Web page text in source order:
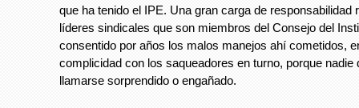
que ha tenido el IPE. Una gran carga de responsabilidad
líderes sindicales que son miembros del Consejo del
consentido por años los malos manejos ahí cometidos,
complicidad con los saqueadores en turno, porque nadie
llamarse sorprendido o engañado.